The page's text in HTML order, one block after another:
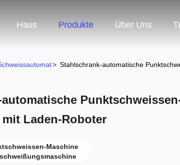
Haus Produkte Über Uns
> Stahlschrank-automatische
Laden-Roboter
Maschine